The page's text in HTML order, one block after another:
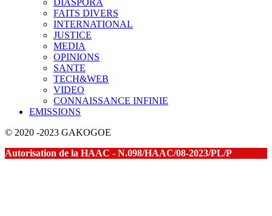
FAITS DIVERS
INTERNATIONAL
JUSTICE
MEDIA
OPINIONS
SANTE
TECH&WEB
VIDEO
CONNAISSANCE INFINIE
EMISSIONS
© 2020 -2023 GAKOGOE
Autorisation de la HAAC - N.098/HAAC/08-2023/PL/P